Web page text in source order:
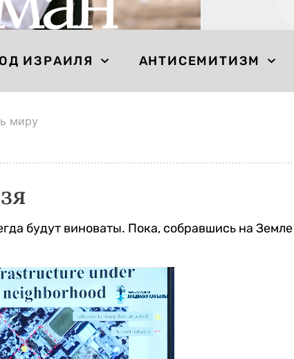
ИЗРАИЛЯ АНТИСЕМИТИЗМ
миру
будут виноваты. Пока, собравшись на